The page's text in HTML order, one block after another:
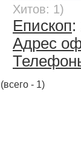
Хитов: 1)
Епископ:
Адрес
(всего - 1)